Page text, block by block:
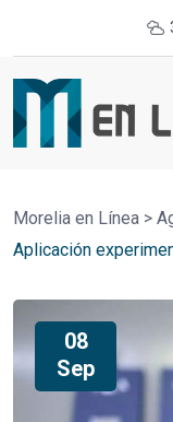
Morelia en Línea >
Aplicación
08
Sep